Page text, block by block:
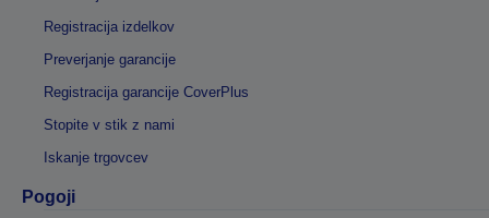
Registracija izdelkov
Preverjanje garancije
Registracija garancije CoverPlus
Stopite v stik z nami
Iskanje trgovcev
Pogoji